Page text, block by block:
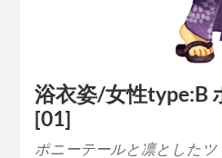
浴衣姿/女性type:B
[01]
ポニーテールと凛とした